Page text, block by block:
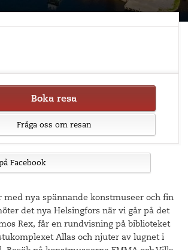
Boka resa
Fråga oss om resan
Facebook
med nya spännande konstmuseer och fin
det nya Helsingfors när vi går på det
Rex, får en rundvisning på biblioteket
Allas och njuter av lugnet i